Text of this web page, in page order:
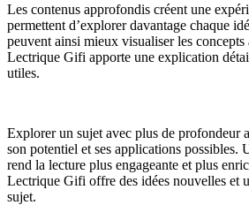
Les contenus approfondis créent une
permettent d’explorer davantage chaque
peuvent ainsi mieux visualiser les concepts
Lectrique Gifi apporte une explication
utiles.
Explorer un sujet avec plus de profondeur
son potentiel et ses applications possibles.
rend la lecture plus engageante et plus
Lectrique Gifi offre des idées nouvelles et
sujet.